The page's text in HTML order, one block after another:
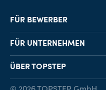
FÜR BEWERBER
Job-Finder
Karriereberatung
FÜR UNTERNEHMEN
Personalvermittlung
Personalsuche
ÜBER TOPSTEP